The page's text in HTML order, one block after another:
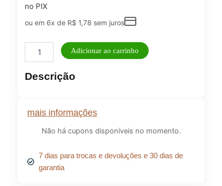
mais informações
Não há cupons disponíveis no momento.
7 dias para trocas e devoluções e 30 dias de
garantia
no PIX
ou em 6x de R$ 1,78 sem juros
Facial
para
NN024
Adicionar ao carrinho
Descrição